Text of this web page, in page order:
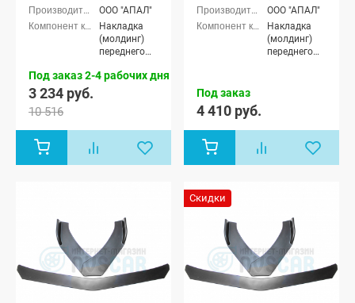
седан
ООО "АПАЛ"
Накладка
(молдинг)
переднего
Под заказ 2-4 рабочих дня
3 234 руб.
10 516
седан
ООО "АПАЛ"
Накладка
(молдинг)
переднего
Под заказ
4 410 руб.
Скидки